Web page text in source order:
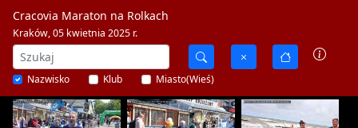
Cracovia Maraton na Rolkach
Kraków, 05 kwietnia 2025 r.
Nazwisko Klub Miasto(Wieś)